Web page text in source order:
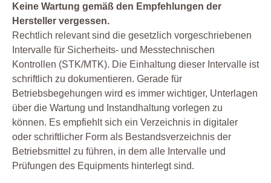
Keine Wartung gemäß den Empfehlungen der
Hersteller vergessen.
Rechtlich relevant sind die gesetzlich vorgeschriebenen
Intervalle für Sicherheits- und Messtechnischen
Kontrollen (STK/MTK). Die Einhaltung dieser Intervalle ist
schriftlich zu dokumentieren. Gerade für
Betriebsbegehungen wird es immer wichtiger, Unterlagen
über die Wartung und Instandhaltung vorlegen zu
können. Es empfiehlt sich ein Verzeichnis in digitaler
oder schriftlicher Form als Bestandsverzeichnis der
Betriebsmittel zu führen, in dem alle Intervalle und
Prüfungen des Equipments hinterlegt sind.